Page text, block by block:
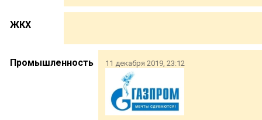
ЖКХ
Промышленность 11 декабря 2019, 23:12